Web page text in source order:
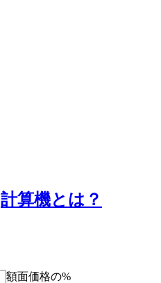
計算機とは？
額面価格の%